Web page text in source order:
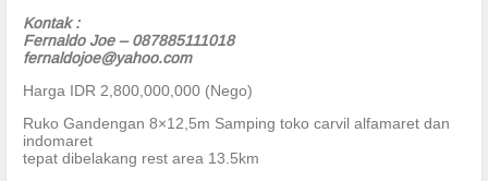
Kontak :
Fernaldo Joe – 087885111018
fernaldojoe@yahoo.com
Harga IDR 2,800,000,000 (Nego)
Ruko Gandengan 8×12,5m Samping toko carvil alfamaret dan
indomaret
tepat dibelakang rest area 13.5km